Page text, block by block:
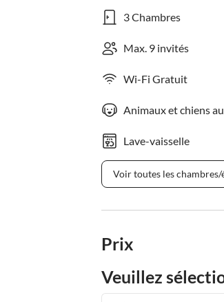
3 Chambres
Max. 9 invités
Wi-Fi Gratuit
Animaux et chiens
Lave-vaisselle
Voir toutes les
Prix
Veuillez